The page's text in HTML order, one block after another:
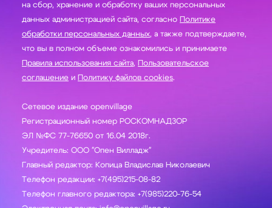
на сбор, хранение и обработку ваших персональных
данных администрацией сайта, согласно Политике
обработки персональных данных, а также подтверждаете,
что вы в полном объеме ознакомились и принимаете
Правила использования сайта, Пользовательское
соглашение и Политику файлов cookies.
Сетевое издание openvillage
Регистрационный номер РОСКОМНАДЗОР
ЭЛ №ФС 77-76650 от 16.04 2018г.
Учредитель: ООО "Опен Вилладж"
Главный редактор: Копица Владислав Николаевич
Телефон редакции: +7(495)215-08-82
Телефон главного редактора: +7(985)220-76-54